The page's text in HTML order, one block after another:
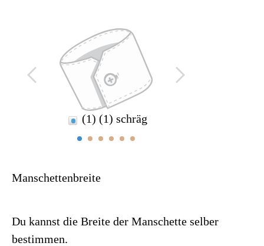
(1) (1) schräg
Manschettenbreite
Du kannst die Breite der Manschette selber
bestimmen.